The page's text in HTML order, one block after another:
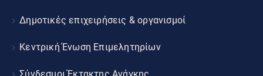
Δημοτικές επιχειρήσεις & οργανισμοί
Κεντρική Ένωση Επιμελητηρίων